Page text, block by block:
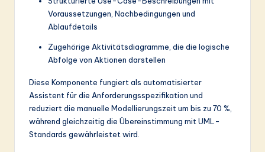
Voraussetzungen, Nachbedingungen und
Ablaufdetails
Zugehörige Aktivitätsdiagramme, die die logische
Abfolge von Aktionen darstellen
Diese Komponente fungiert als automatisierter
Assistent für die Anforderungsspezifikation und
reduziert die manuelle Modellierungszeit um bis zu 70 %,
während gleichzeitig die Übereinstimmung mit UML-
Standards gewährleistet wird.